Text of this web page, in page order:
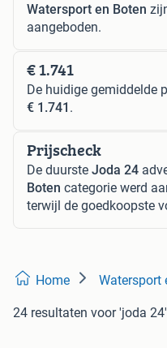
Watersport en Boten
aangeboden.
€ 1.741
De huidige gemiddelde
€ 1.741 .
Prijscheck
De duurste Joda 24
Boten categorie werd
terwijl de goedkoopste
Home Watersport
24 resultaten voor 'joda 24'